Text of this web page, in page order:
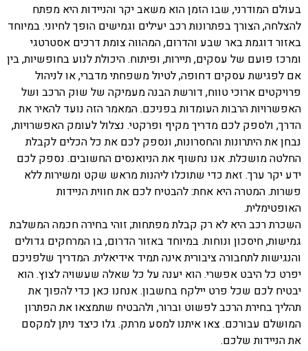
בעולם המודרני, שבו הזמן הוא משאב יקר והניידות היא מפתח
להצלחה, הצורך בפתרונות רכב יעילים וגמישים הופך לחיוני. במיוחד
באזור דוגמת באר שבע והדרום, המהווה צומת דרכים אסטרטגי
ומרכז פועם של עסקים, תיירות, ופיתוח. היכולת לנוע בחופשיות, בין
אם לפגישת עסקים דחופה, לטיול משפחתי מדברי, או לניהול
פרויקטים ארוכי טווח, דורשת הבנה מעמיקה של שוק הרכב ושל
האפשרויות הרבות העומדות בפניכם. המאמר הזה נועד להאיר את
הדרך, ולספק לכם מדריך מקיף ופרקטי. נצלול לעומק האפשרויות,
נבחן את היתרונות והחסרונות, ונספק לכם את כל הכלים לקבלת
החלטה מושכלת. אנו נחשוף את הניואנסים החשובים. נספק לכם
ידע יקר ערך. זאת כדי שתוכלו ליהנות מראש שקט ומשירות ללא
פשרות. המטרה היא אחת: להבטיח לכם את חווית הניידות
האופטימלית.
השכרת רכב היא לא רק קבלת מפתחות; זוהי בחירה חכמה המשלבת
גמישות, חיסכון ונוחות. במיוחד באזור הדרום, בו המרחקים גדולים
והנגישות לתחבורה ציבורית אינה תמיד אידיאלית. המדריך שלפניכם
יפרט כל היבט אפשרי. הוא יענה על כל שאלה שעשויה לצוץ. הוא
יבטיח לכם שכל פרט יילקח בחשבון. אנחנו כאן כדי להפוך את
תהליך בחירת הרכב לפשוט וברור, ולהבטיח שתמצאו את הפתרון
המושלם עבורכם. צאו איתנו למסע מרתק. גלו כיצד ניתן למקסם
את הניידות שלכם.